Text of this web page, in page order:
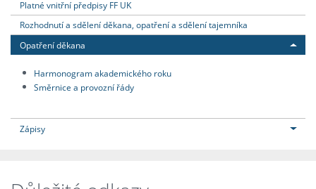
Platné vnitřní předpisy FF UK
Rozhodnutí a sdělení děkana, opatření a sdělení tajemníka
Opatření děkana
Harmonogram akademického roku
Směrnice a provozní řády
Zápisy